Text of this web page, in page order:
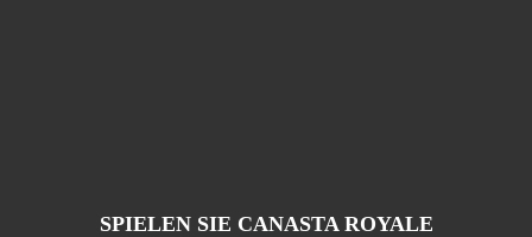
SPIELEN SIE CANASTA ROYALE